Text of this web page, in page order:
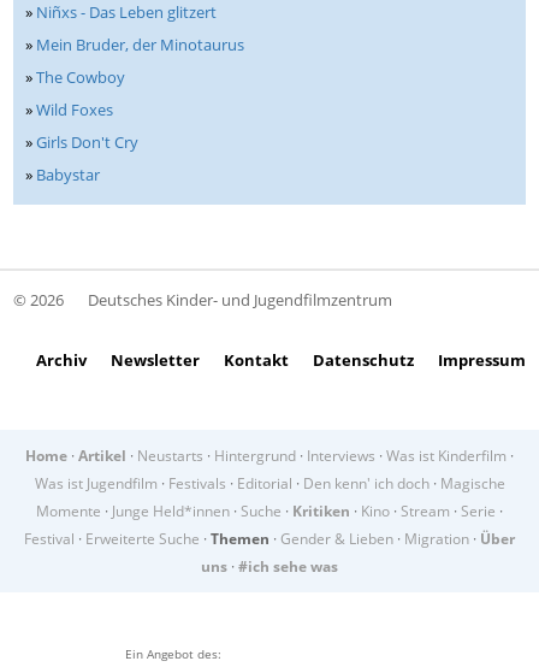
» Niñxs - Das Leben glitzert
» Mein Bruder, der Minotaurus
»The Cowboy
»Wild Foxes
»Girls Don't Cry
» Babystar
© 2026 Deutsches Kinder- und Jugendfilmzentrum
Archiv Newsletter Kontakt Datenschutz Impressum
Home · Artikel · Neustarts · Hintergrund · Interviews · Was ist Kinderfilm ·
Was ist Jugendfilm · Festivals · Editorial · Den kenn' ich doch· Magische
Momente · Junge Held*innen · Suche · Kritiken · Kino · Stream · Serie ·
Festival · Erweiterte Suche · Themen · Gender & Lieben · Migration · Über
uns · #ich sehe was
Ein Angebot des: